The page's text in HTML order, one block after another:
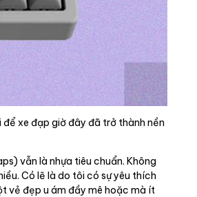
xe đạp giờ đây đã trở thành nền
vẫn là nhựa tiêu chuẩn. Không
Có lẽ là do tôi có sự yêu thích
vẻ đẹp u ám đầy mê hoặc mà ít